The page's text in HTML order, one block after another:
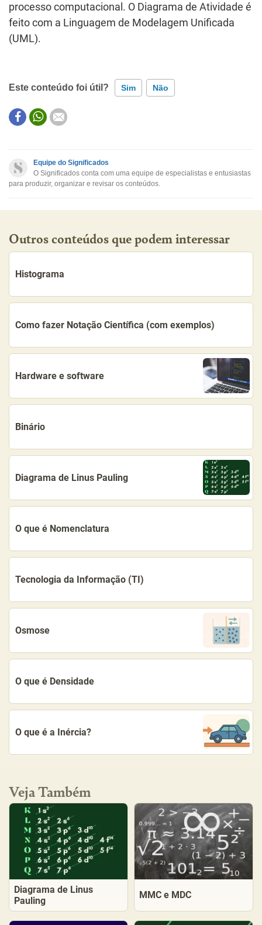
processo computacional. O Diagrama de Atividade é
feito com a Linguagem de Modelagem Unificada
(UML).
Este conteúdo foi útil? Sim Não
Este conteúdo não tem a informação que procuro
Outro
Equipe do Significados
O Significados conta com uma equipe de especialistas e entusiastas
para produzir, organizar e revisar os conteúdos.
Outros conteúdos que podem interessar
Histograma
Como fazer Notação Científica (com exemplos)
Hardware e software
Binário
Diagrama de Linus Pauling
O que é Nomenclatura
Tecnologia da Informação (TI)
Osmose
O que é Densidade
O que é a Inércia?
Veja Também
Diagrama de Linus
Pauling
MMC e MDC